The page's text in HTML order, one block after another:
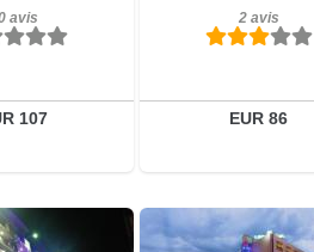
avis
107
2 avis
EUR 86
Réserver